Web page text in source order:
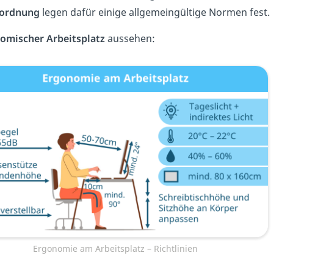
legen dafür einige allgemeingültige Normen fest.
Arbeitsplatzaussehen:
Ergonomie am Arbeitsplatz – Richtlinien